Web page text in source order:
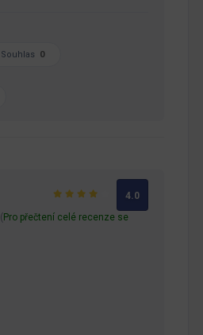
Souhlas 0
4.0
Pro přečtení celé recenze se